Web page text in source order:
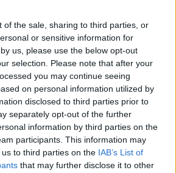
of the sale, sharing to third parties, or
or sensitive information for
us, please use the below opt-out
selection. Please note that after your
you may continue seeing
on personal information utilized by
disclosed to third parties prior to
separately opt-out of the further
information by third parties on the
participants. This information may
to third parties on the IAB’s List of
that may further disclose it to other
που σας
και τα
το κάνετε για
θα
σας.